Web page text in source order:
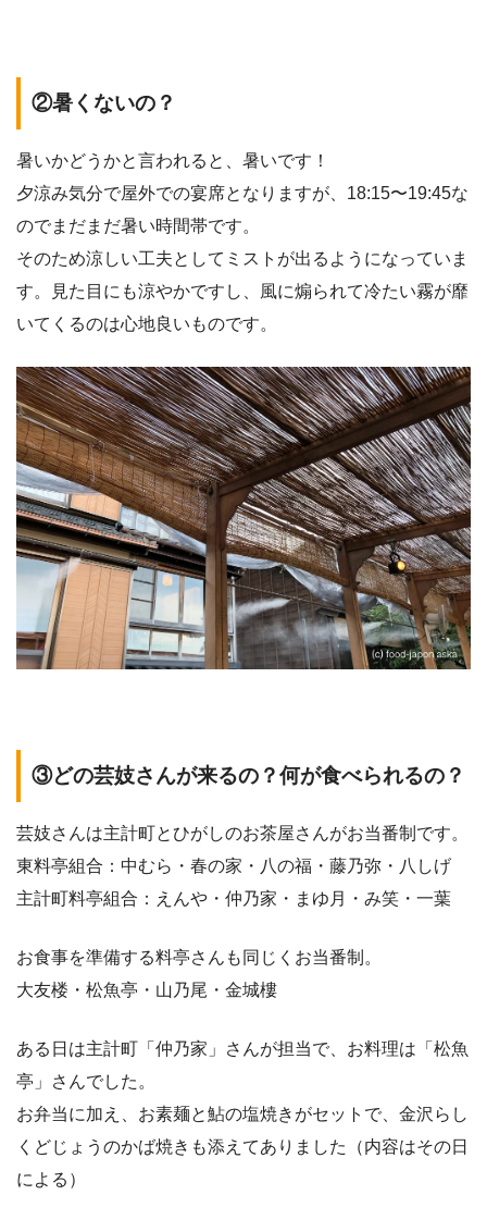
②暑くないの？
暑いかどうかと言われると、暑いです！
夕涼み気分で屋外での宴席となりますが、18:15〜19:45な
のでまだまだ暑い時間帯です。
そのため涼しい工夫としてミストが出るようになっていま
す。見た目にも涼やかですし、風に煽られて冷たい霧が靡
いてくるのは心地良いものです。
③どの芸妓さんが来るの？何が食べられるの？
芸妓さんは主計町とひがしのお茶屋さんがお当番制です。
東料亭組合：中むら・春の家・八の福・藤乃弥・八しげ
主計町料亭組合：えんや・仲乃家・まゆ月・み笑・一葉
お食事を準備する料亭さんも同じくお当番制。
大友楼・松魚亭・山乃尾・金城樓
ある日は主計町「仲乃家」さんが担当で、お料理は「松魚
亭」さんでした。
お弁当に加え、お素麺と鮎の塩焼きがセットで、金沢らし
くどじょうのかば焼きも添えてありました（内容はその日
による）